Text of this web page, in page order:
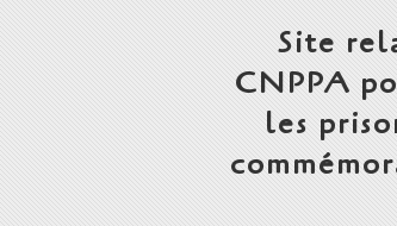
Site
CNPPA
les